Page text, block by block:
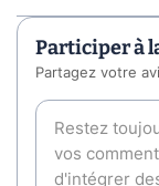
Participer à
Partagez votre